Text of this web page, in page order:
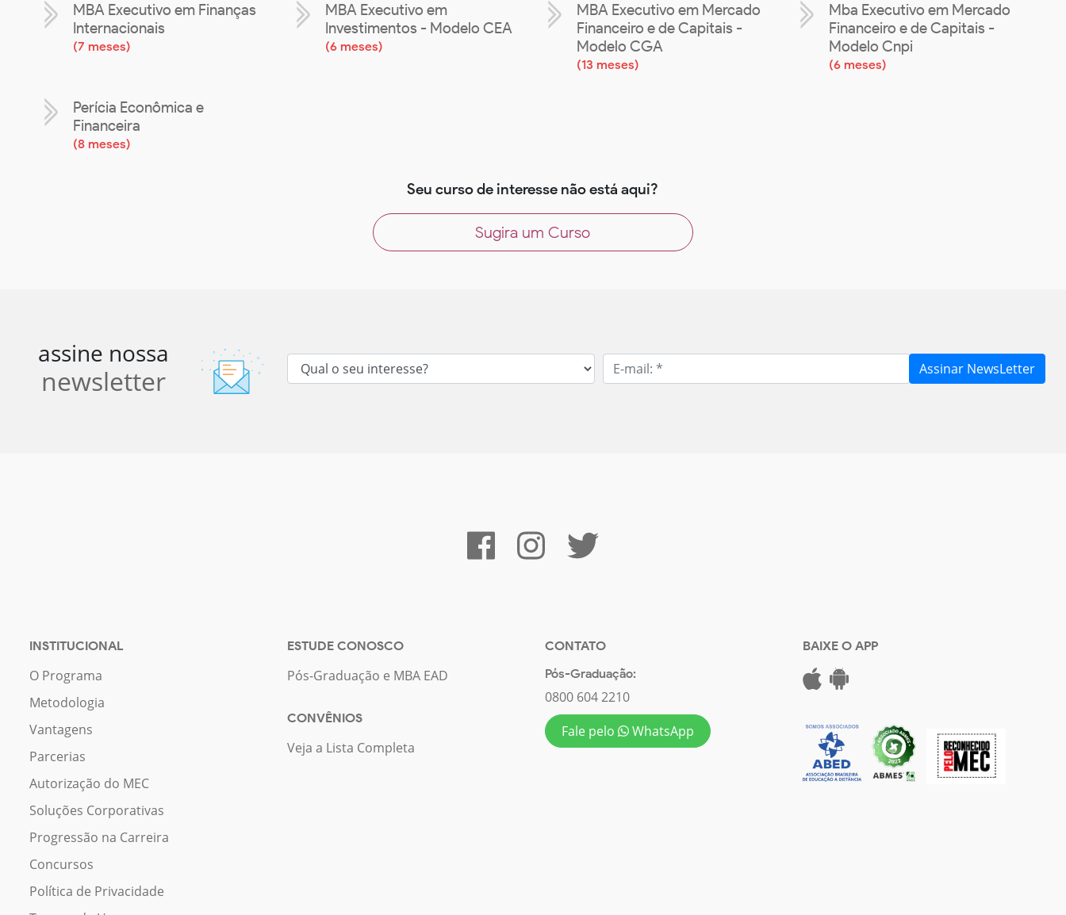
MBA Executivo em Finanças
Internacionais
(7 meses)
MBA Executivo em
Investimentos - Modelo CEA
(6 meses)
MBA Executivo em Mercado
Financeiro e de Capitais -
Modelo CGA
(13 meses)
Mba Executivo em Mercado
Financeiro e de Capitais -
Modelo Cnpi
(6 meses)
Perícia Econômica e
Financeira
(8 meses)
Seu curso de interesse não está aqui?
Sugira um Curso
assine nossa
newsletter
INSTITUCIONAL
O Programa
Metodologia
Vantagens
Parcerias
Autorização do MEC
Soluções Corporativas
Progressão na Carreira
Concursos
Política de Privacidade
ESTUDE CONOSCO
Pós-Graduação e MBA EAD
CONVÊNIOS
Veja a Lista Completa
CONTATO
Pós-Graduação:
0800 604 2210
Fale pelo
WhatsApp
BAIXE O APP